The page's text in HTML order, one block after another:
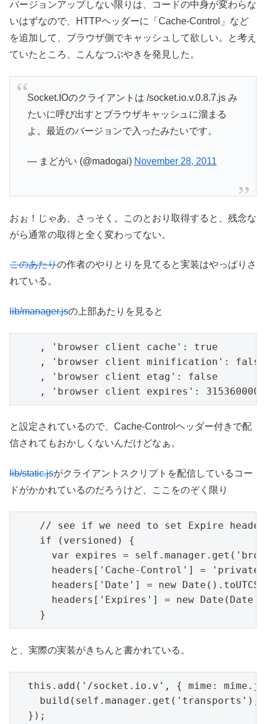
バージョンアップしない限りは、コードの中身が変わらな
いはずなので、HTTPヘッダーに「Cache-Control」など
を追加して、ブラウザ側でキャッシュして欲しい。と考え
ていたところ、こんなつぶやきを発見した。
Socket.IOのクライアントは /socket.io.v.0.8.7.js み
たいに呼び出すとブラウザキャッシュに溜まる
よ。最近のバージョンで入ったみたいです。
— まどがい (@madogai) November 28, 2011
おぉ！じゃあ、さっそく。このとおり取得すると、残念な
がら通常の取得と全く変わってない。
このあたりの作者のやりとりを見てると実装はやっぱりさ
れている。
lib/manager.jsの上部あたりを見ると
    , 'browser client cache': true
    , 'browser client minification': false
    , 'browser client etag': false
    , 'browser client expires': 315360000
と設定されているので、Cache-Controlヘッダー付きで配
信されてもおかしくないんだけどなぁ。
lib/static.jsがクライアントスクリプトを配信しているコー
ドがかかれているのだろうけど、ここをのぞく限り
// see if we need to set Expire
    if (versioned) {
var expires =
headers['Cache-Control'] =
headers['Date'] = new
headers['Expires'] = new
    }
と、実際の実装がきちんと書かれている。
this.add('/socket.io.v', { mime:
build(self.manager.get('transports'),
  });